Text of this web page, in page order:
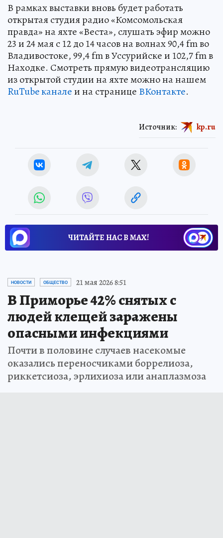
В рамках выставки вновь будет работать
открытая студия радио «Комсомольская
правда» на яхте «Веста», слушать эфир можно
23 и 24 мая с 12 до 14 часов на волнах 90,4 fm во
Владивостоке, 99,4 fm в Уссурийске и 102,7 fm в
Находке. Смотреть прямую видеотрансляцию
из открытой студии на яхте можно на нашем
RuTube каналеи на странице ВКонтакте.
Источник: kp.ru
ЧИТАЙТЕ НАС В МАХ!
НОВОСТИ ОБЩЕСТВО 21 мая 2026 8:51
В Приморье 42% снятых с
людей клещей заражены
опасными инфекциями
Почти в половине случаев насекомые
оказались переносчиками боррелиоза,
риккетсиоза, эрлихиоза или анаплазмоза